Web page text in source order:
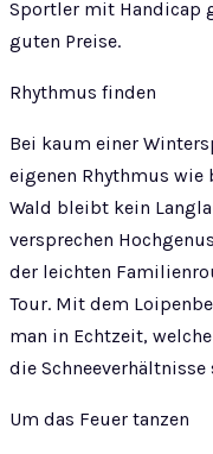
Sportler mit Handicap
guten Preise.
Rhythmus finden
Bei kaum einer
eigenen Rhythmus wie
Wald bleibt kein
versprechen
der leichten
Tour. Mit dem
man in Echtzeit,
die Schneeverhältnisse
Um das Feuer tanzen